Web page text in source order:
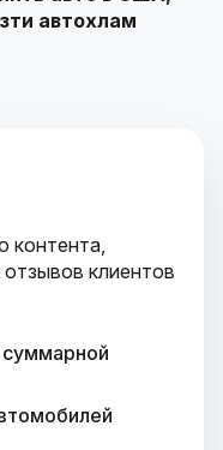
автохлам
контента,
клиентов